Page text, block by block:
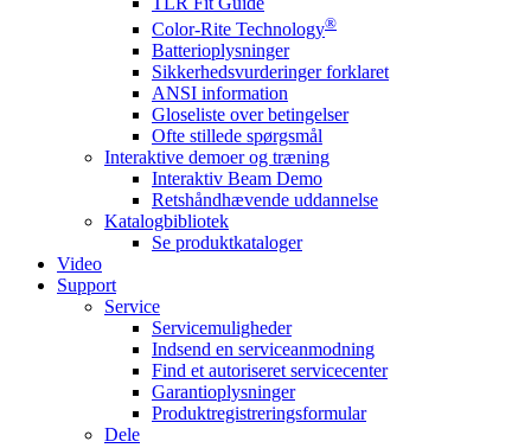
Color-Rite Technology®
Batterioplysninger
Sikkerhedsvurderinger forklaret
ANSI information
Gloseliste over betingelser
Ofte stillede spørgsmål
Interaktive demoer og træning
Interaktiv Beam Demo
Retshåndhævende uddannelse
Katalogbibliotek
Se produktkataloger
Video
Support
Service
Servicemuligheder
Indsend en serviceanmodning
Find et autoriseret servicecenter
Garantioplysninger
Produktregistreringsformular
Dele